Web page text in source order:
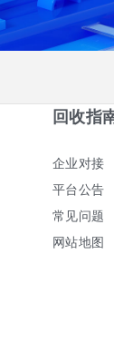
回收指
企业对接
平台公告
常见问题
网站地图